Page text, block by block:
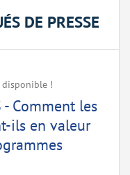
DE PRESSE
disponible !
- Comment les
ils en valeur